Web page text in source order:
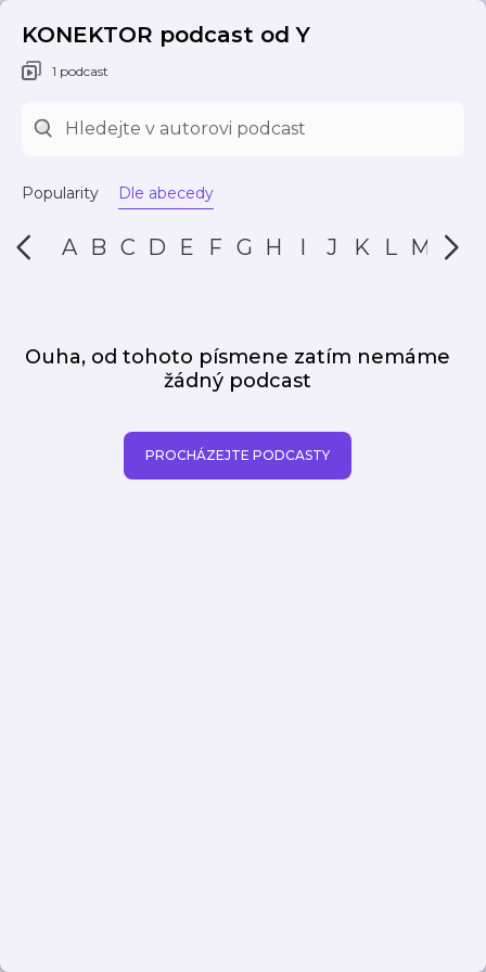
KONEKTOR podcast od Y
1 podcast
Popularity Dle abecedy
A B C D E F G H I J K L M N
Ouha, od tohoto písmene zatím nemáme
žádný podcast
PROCHÁZEJTE PODCASTY